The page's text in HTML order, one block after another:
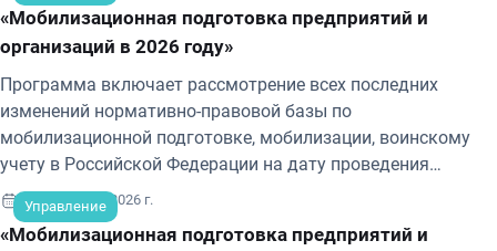
«Мобилизационная подготовка предприятий и
организаций в 2026 году»
Программа включает рассмотрение всех последних
изменений нормативно-правовой базы по
мобилизационной подготовке, мобилизации, воинскому
учету в Российской Федерации на дату проведения
обучения.
Управление
27-28 августа 2026 г.
«Мобилизационная подготовка предприятий и